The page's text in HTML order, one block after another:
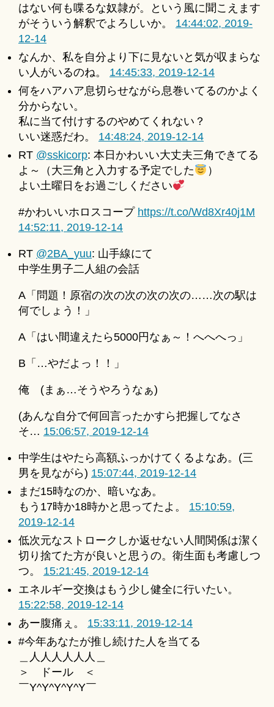
はない何も喋るな奴隷が。という風に聞こえます
がそういう解釈でよろしいか。 14:44:02, 2019-
12-14
なんか、私を自分より下に見ないと気が収まらな
い人がいるのね。 14:45:33, 2019-12-14
何をハアハア息切らせながら息巻いてるのかよく
分からない。
私に当て付けするのやめてくれない？
いい迷惑だわ。 14:48:24, 2019-12-14
RT @sskicorp: 本日かわいい大丈夫三角できてる
よ～（大三角と入力する予定でした
）
よい土曜日をお過ごしください
#かわいいホロスコープ https://t.co/Wd8Xr40j1M
14:52:11, 2019-12-14
RT @2BA_yuu: 山手線にて
中学生男子二人組の会話
A「問題！原宿の次の次の次の次の……次の駅は
何でしょう！」
A「はい間違えたら5000円なぁ～！へへへっ」
B「…やだよっ！！」
俺 (まぁ…そうやろうなぁ)
(あんな自分で何回言ったかすら把握してなさ
そ… 15:06:57, 2019-12-14
中学生はやたら高額ふっかけてくるよなあ。(三
男を見ながら) 15:07:44, 2019-12-14
まだ15時なのか、暗いなあ。
もう17時か18時かと思ってたよ。 15:10:59,
2019-12-14
低次元なストロークしか返せない人間関係は潔く
切り捨てた方が良いと思うの。衛生面も考慮しつ
つ。 15:21:45, 2019-12-14
エネルギー交換はもう少し健全に行いたい。
15:22:58, 2019-12-14
あー腹痛ぇ。 15:33:11, 2019-12-14
#今年あなたが推し続けた人を当てる
＿人人人人人人＿
＞ ドール ＜
￣Y^Y^Y^Y^Y￣